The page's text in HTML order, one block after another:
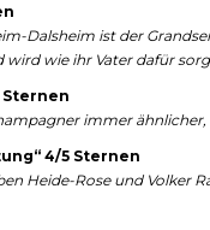
Dalsheim ist der
wie ihr Vater dafür
Sternen
immer
4/5 Sternen
Heide-Rose und